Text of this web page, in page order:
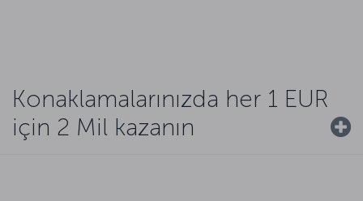
Konaklamalarınızda her 1 EUR
için 2 Mil kazanın